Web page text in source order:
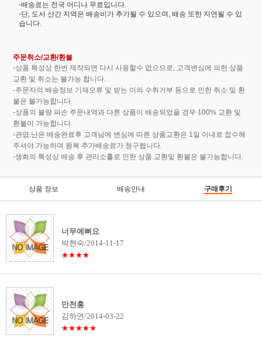
-배송료는 전국 어디나 무료입니다.
-단, 도서 산간 지역은 배송비가 추가될 수 있으며, 배송 또한 지연될 수 있
습니다.
주문취소/교환/환불
-상품 특성상 한번 제작되면 다시 사용할수 없으므로, 고객변심에 의한 상품
교환 및 취소는 불가능 합니다.
-주문자의 배송정보 기재오류 및 받는 이의 수취거부 등으로 인한 취소 및 환
불은 불가능합니다.
-상품의 불량 파손 주문내역과 다른 상품이 배송되었을 경우 100% 교환 및
환불이 가능합니다.
-관엽,난은 배송완료후 고객님에 변심에 따른 상품교환은 1일 이내로 접수해
주셔야 가능하며 왕복 추가배송료가 청구됩니다.
-생화의 특성상 배송 후 관리소홀로 인한 상품 교환및 환불은 불가능합니다.
상품 정보 배송안내 구매후기
너무예뻐요
박현숙/2014-11-17
★★★★
만천홍
김하연/2014-03-22
★★★★★